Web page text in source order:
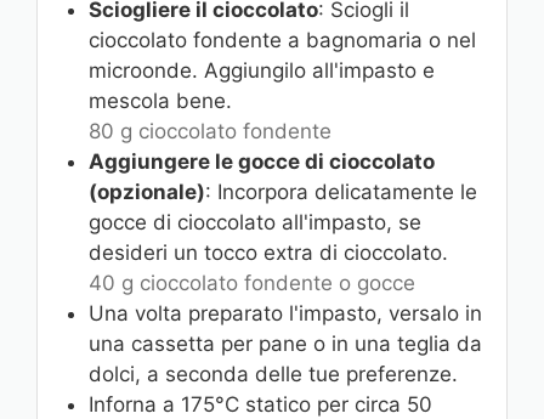
Sciogliere il cioccolato: Sciogli il
cioccolato fondente a bagnomaria o nel
microonde. Aggiungilo all'impasto e
mescola bene.
80 g cioccolato fondente
Aggiungere le gocce di cioccolato
(opzionale): Incorpora delicatamente le
gocce di cioccolato all'impasto, se
desideri un tocco extra di cioccolato.
40 g cioccolato fondente o gocce
Una volta preparato l'impasto, versalo in
una cassetta per pane o in una teglia da
dolci, a seconda delle tue preferenze.
Inforna a 175°C statico per circa 50